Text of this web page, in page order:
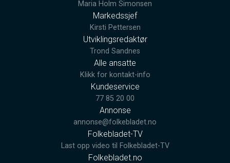
Maria Holm Simonsen
Markedssjef
Kirsti Pettersen
Utviklingsredaktør
Trond Sandnes
Alle ansatte
Klikk for kontakt-info
Kundeservice
77 85 20 00
Annonse
annonse@folkebladet.no
Folkebladet-TV
Last opp video til Folkebladet-TV
Folkebladet.no